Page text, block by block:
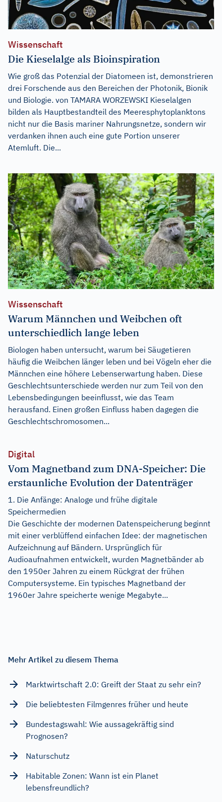
Wissenschaft
Die Kieselalge als Bioinspiration
Wie groß das Potenzial der Diatomeen ist, demonstrieren
drei Forschende aus den Bereichen der Photonik, Bionik
und Biologie. von TAMARA WORZEWSKI Kieselalgen
bilden als Hauptbestandteil des Meeresphytoplanktons
nicht nur die Basis mariner Nahrungsnetze, sondern wir
verdanken ihnen auch eine gute Portion unserer
Atemluft. Die...
Wissenschaft
Warum Männchen und Weibchen oft
unterschiedlich lange leben
Biologen haben untersucht, warum bei Säugetieren
häufig die Weibchen länger leben und bei Vögeln eher die
Männchen eine höhere Lebenserwartung haben. Diese
Geschlechtsunterschiede werden nur zum Teil von den
Lebensbedingungen beeinflusst, wie das Team
herausfand. Einen großen Einfluss haben dagegen die
Geschlechtschromosomen...
Digital
Vom Magnetband zum DNA-Speicher: Die
erstaunliche Evolution der Datenträger
1. Die Anfänge: Analoge und frühe digitale
Speichermedien
Die Geschichte der modernen Datenspeicherung beginnt
mit einer verblüffend einfachen Idee: der magnetischen
Aufzeichnung auf Bändern. Ursprünglich für
Audioaufnahmen entwickelt, wurden Magnetbänder ab
den 1950er Jahren zu einem Rückgrat der frühen
Computersysteme. Ein typisches Magnetband der
1960er Jahre speicherte wenige Megabyte...
Mehr Artikel zu diesem Thema
Marktwirtschaft 2.0: Greift der Staat zu sehr ein?
Die beliebtesten Filmgenres früher und heute
Bundestagswahl: Wie aussagekräftig sind
Prognosen?
Naturschutz
Habitable Zonen: Wann ist ein Planet
lebensfreundlich?